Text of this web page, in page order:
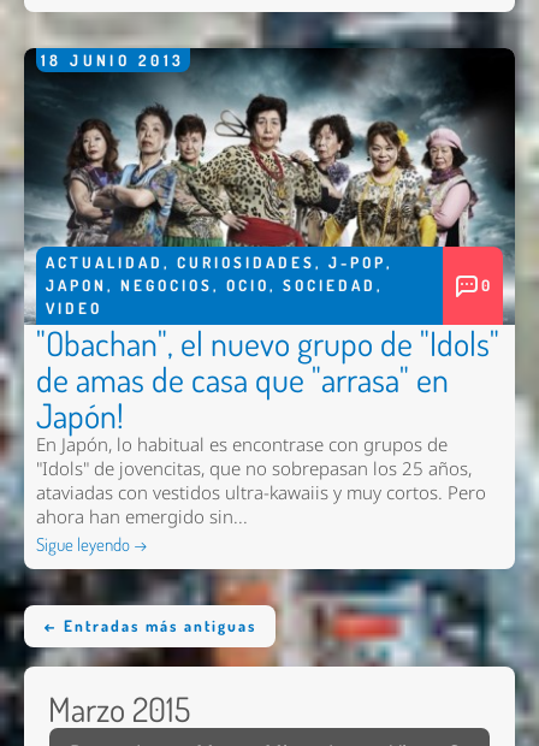
18 JUNIO 2013
ACTUALIDAD , CURIOSIDADES, J-POP,
JAPON , NEGOCIOS, OCIO, SOCIEDAD ,
VIDEO
0
"Obachan", el nuevo grupo de "Idols"
de amas de casa que "arrasa" en
Japón!
En Japón, lo habitual es encontrase con grupos de
"Idols" de jovencitas, que no sobrepasan los 25 años,
ataviadas con vestidos ultra-kawaiis y muy cortos. Pero
ahora han emergido sin...
Sigue leyendo →
← Entradas más antiguas
Marzo 2015